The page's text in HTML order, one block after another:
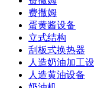
费撒姆
蛋黄酱设备
立式结构
刮板式换热器
人造奶油加工
人造黄油设备